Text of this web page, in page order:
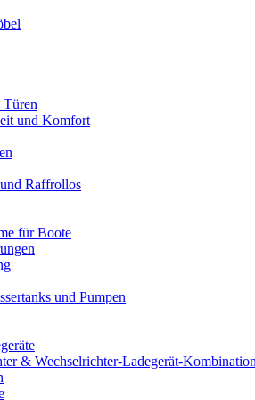
Türen
und Komfort
Raffrollos
für Boote
und Pumpen
& Wechselrichter-Ladegerät-